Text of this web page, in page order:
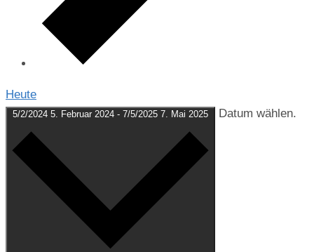
Heute
5/2/2024 5. Februar 2024 - 7/5/2025 7. Mai 2025 Datum wählen.